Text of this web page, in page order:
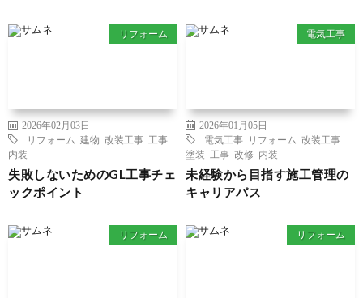
リフォーム
2026年02月03日
リフォーム
建物 改装工事 工事
内装
失敗しないためのGL工事チェ
ックポイント
電気工事
2026年01月05日
電気工事
リフォーム
改装工事
塗装
工事 改修 内装
未経験から目指す施工管理の
キャリアパス
リフォーム リフォーム